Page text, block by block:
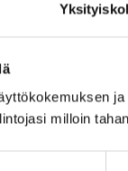
milloin
uuteen